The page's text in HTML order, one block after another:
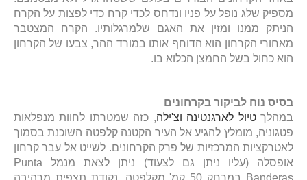
מספיק שלג נופל על פניו ונדחס לכדי קרח כדי לפצות על הקרח
הניתק ממנו ומזין את האגם שלמרגלותיו. הקרח המצטבר
מאחורי הקרחון הוא הדוחף אותו במורד ההר, צבעו של הקרחון
הוא כחול בשל החמצן הכלוא בו.
בסיס נוח לביקור בקרחונים
במהלךטיול לארגנטינה וצ'ילה, כזה שמטרתו לחוות מנפלאות
פטגוניה, מומלץ להגיע אל העיר הקטנה קלפטה השוכנת בסמוך
לאטרקציות המרכזיות של פרק הקרחונים. לשייט אל עבר קרחון
אופסלה (עליו ניתן גם לצעוד) ניתן לצאת מנמל Punta